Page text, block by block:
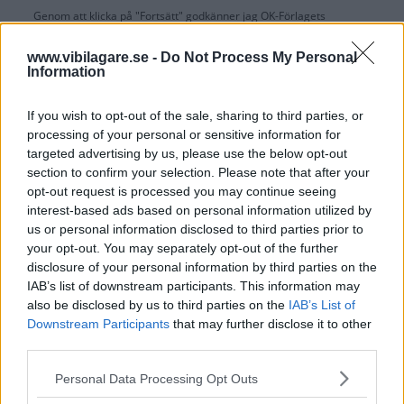
www.vibilagare.se - Do Not Process My Personal
Information
If you wish to opt-out of the sale, sharing to third parties, or
processing of your personal or sensitive information for
targeted advertising by us, please use the below opt-out
section to confirm your selection. Please note that after your
opt-out request is processed you may continue seeing
interest-based ads based on personal information utilized by
us or personal information disclosed to third parties prior to
your opt-out. You may separately opt-out of the further
disclosure of your personal information by third parties on the
IAB’s list of downstream participants. This information may
also be disclosed by us to third parties on the IAB’s List of
Downstream Participants that may further disclose it to other
Please note that this website/app uses one or more Google
Personal Data Processing Opt Outs
Genom att klicka på "Fortsätt" godkänner jag OK-Förlagets
OK-Förlagets integritetspolicy
Är du redan prenumerant på vår papperstidning?
Aktivera din digitala prenumeration utan kostnad här.